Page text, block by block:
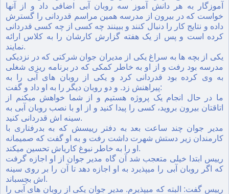
آموزگار به هر دانش آموز سه روبان آبى اضافى داد و از آنها
خواست که در بیرون از مدرسه همین مراسم قدردانى را گسترش
داده و نتایج کار را دنبال کنند و ببینند چه کسى از چه کسى قدردانى
کرده است و پس از یک هفته گزارش کارشان را به کلاس ارائه
نمایند.
یکى از بچه ها به سراغ یکى از مدیران جوان شرکتى که در نزدیکى
مدرسه بود رفت و از او به خاطر کمکى که در برنامه ریزى شغلى
به وى کرده بود قدردانى کرد و یکى از روبان هاى آبى را به
پیراهنش زد. و دو روبان دیگر را به او داد و گفت:
ما در حال انجام یک پروژه هستیم و از شما خواهش میکنم از
اتاقتان بیرون بروید، کسى را پیدا کنید و از او با نصب روبان آبى به
سینه اش قدردانى کنید.
مدیر جوان چند ساعت بعد به دفتر رییسش که به بدرفتارى با
کارمندان زیر دستش شهرت داشت رفت و به او گفت که صمیمانه
او را به خاطر نبوغ کاریاش تحسین میکند.
رییس ابتدا خیلى متعجب شد آن گاه مدیر جوان از او اجازه گرفت
که اگر روبان آبى را میپذیرد به او اجازه دهد تا آن را بر روى سینه
اش بچسباند.
رییس گفت: البته که میپذیرم. مدیر جوان یکى از روبان هاى آبى را